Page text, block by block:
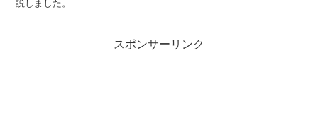
説しました。
スポンサーリンク